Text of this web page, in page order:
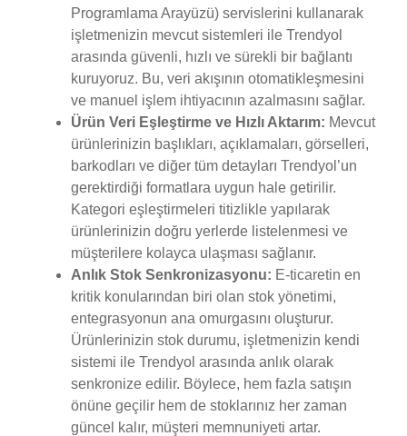
Programlama Arayüzü) servislerini kullanarak
işletmenizin mevcut sistemleri ile Trendyol
arasında güvenli, hızlı ve sürekli bir bağlantı
kuruyoruz. Bu, veri akışının otomatikleşmesini
ve manuel işlem ihtiyacının azalmasını sağlar.
Ürün Veri Eşleştirme ve Hızlı Aktarım: Mevcut
ürünlerinizin başlıkları, açıklamaları, görselleri,
barkodları ve diğer tüm detayları Trendyol’un
gerektirdiği formatlara uygun hale getirilir.
Kategori eşleştirmeleri titizlikle yapılarak
ürünlerinizin doğru yerlerde listelenmesi ve
müşterilere kolayca ulaşması sağlanır.
Anlık Stok Senkronizasyonu: E-ticaretin en
kritik konularından biri olan stok yönetimi,
entegrasyonun ana omurgasını oluşturur.
Ürünlerinizin stok durumu, işletmenizin kendi
sistemi ile Trendyol arasında anlık olarak
senkronize edilir. Böylece, hem fazla satışın
önüne geçilir hem de stoklarınız her zaman
güncel kalır, müşteri memnuniyeti artar.